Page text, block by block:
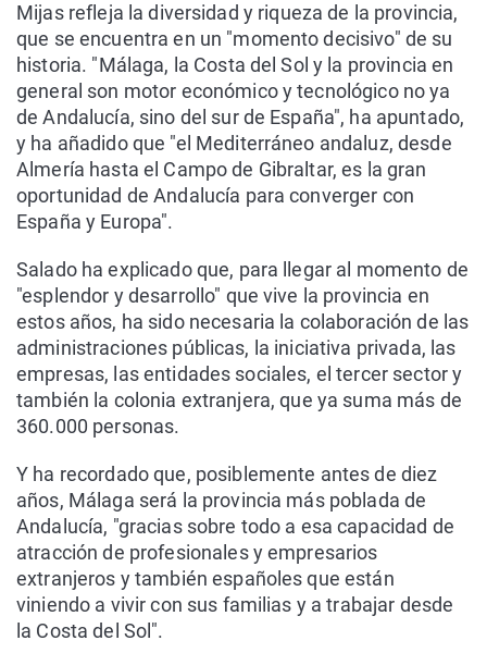
Mijas refleja la diversidad y riqueza de la provincia,
que se encuentra en un "momento decisivo" de su
historia. "Málaga, la Costa del Sol y la provincia en
general son motor económico y tecnológico no ya
de Andalucía, sino del sur de España", ha apuntado,
y ha añadido que "el Mediterráneo andaluz, desde
Almería hasta el Campo de Gibraltar, es la gran
oportunidad de Andalucía para converger con
España y Europa".
Salado ha explicado que, para llegar al momento de
"esplendor y desarrollo" que vive la provincia en
estos años, ha sido necesaria la colaboración de las
administraciones públicas, la iniciativa privada, las
empresas, las entidades sociales, el tercer sector y
también la colonia extranjera, que ya suma más de
360.000 personas.
Y ha recordado que, posiblemente antes de diez
años, Málaga será la provincia más poblada de
Andalucía, "gracias sobre todo a esa capacidad de
atracción de profesionales y empresarios
extranjeros y también españoles que están
viniendo a vivir con sus familias y a trabajar desde
la Costa del Sol".